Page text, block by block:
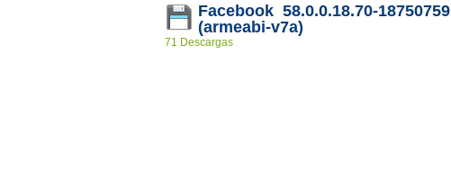
Facebook 58.0.0.18.70-18750759
(armeabi-v7a)
71 Descargas